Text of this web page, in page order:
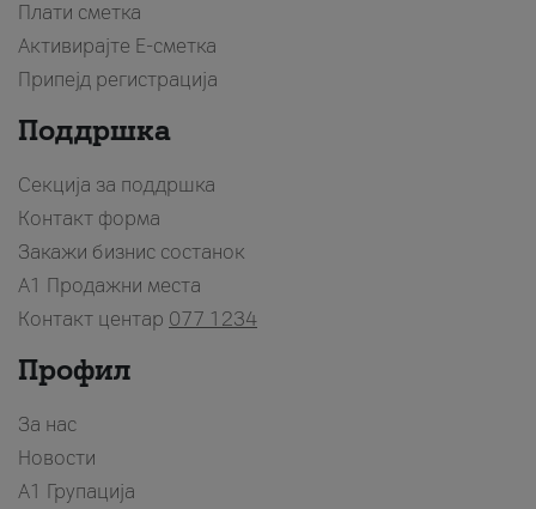
Плати сметка
Активирајте Е-сметка
Припејд регистрација
Поддршка
Секција за поддршка
Контакт форма
Закажи бизнис состанок
A1 Продажни места
Контакт центар 077 1234
Профил
За нас
Новости
А1 Групација